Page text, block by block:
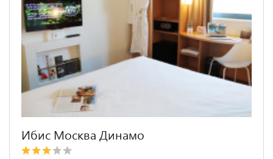
Ибис Москва Динамо